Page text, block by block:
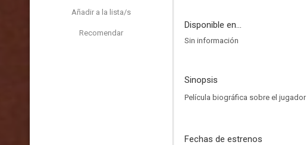
Añadir a la lista/s
Recomendar
Disponible en...
Sin información
Sinopsis
Película biográfica sobre el
Fechas de estrenos